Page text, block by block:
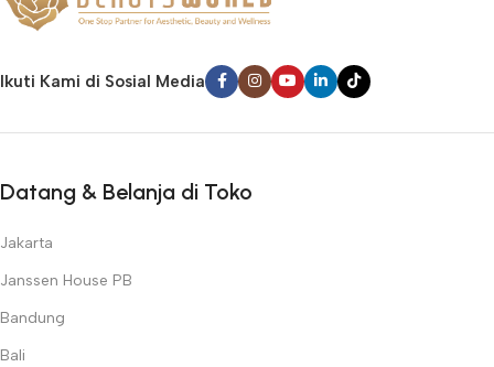
Ikuti Kami di Sosial Media
Datang & Belanja di Toko
Jakarta
Janssen House PB
Bandung
Bali